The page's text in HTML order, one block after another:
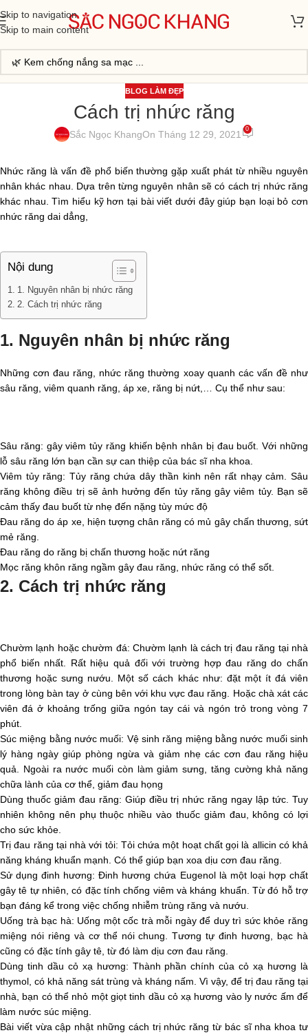
Skip to navigation
Skip to main content
BLOG LÀM ĐẸP
Cách trị nhức răng
Sắc Ngọc KhangOn Tháng 12 29, 2021 0
Nhức răng là vấn đề phổ biến thường gặp xuất phát từ nhiều nguyên
nhân khác nhau. Dựa trên từng nguyên nhân sẽ có cách trị nhức răng
khác nhau. Tìm hiểu kỹ hơn tại bài viết dưới đây giúp bạn loại bỏ cơn
nhức răng dai dẳng,
Nội dung
1. Nguyên nhân bị nhức răng
2. Cách trị nhức răng
1. Nguyên nhân bị nhức răng
Những cơn đau răng, nhức răng thường xoay quanh các vấn đề như
sâu răng, viêm quanh răng, áp xe, răng bị nứt,… Cụ thể như sau:
Sâu răng: gây viêm tủy răng khiến bệnh nhân bị đau buốt. Với những
lỗ sâu răng lớn bạn cần sự can thiệp của bác sĩ nha khoa.
Viêm tủy răng: Tủy răng chứa dây thần kinh nên rất nhạy cảm. Sâu
răng không điều trị sẽ ảnh hưởng đến tủy răng gây viêm tủy. Bạn sẽ
cảm thấy đau buốt từ nhẹ đến nặng tùy mức độ
Đau răng do áp xe, hiện tượng chân răng có mủ gây chấn thương, sứt
mẻ răng.
Đau răng do răng bị chấn thương hoặc nứt răng
Mọc răng khôn răng ngầm gây đau răng, nhức răng có thể sốt.
2. Cách trị nhức răng
Chườm lạnh hoặc chườm đá: Chườm lạnh là cách trị đau răng tại nhà
phổ biến nhất. Rất hiệu quả đối với trường hợp đau răng do chấn
thương hoặc sưng nướu. Một số cách khác như: đặt một ít đá viên
trong lòng bàn tay ở cùng bên với khu vực đau răng. Hoặc chà xát các
viên đá ở khoảng trống giữa ngón tay cái và ngón trỏ trong vòng 7
phút.
Súc miệng bằng nước muối: Vệ sinh răng miệng bằng nước muối sinh
lý hàng ngày giúp phòng ngừa và giảm nhẹ các cơn đau răng hiệu
quả. Ngoài ra nước muối còn làm giảm sưng, tăng cường khả năng
chữa lành của cơ thể, giảm đau họng
Dùng thuốc giảm đau răng: Giúp điều trị nhức răng ngay lập tức. Tuy
nhiên không nên phụ thuộc nhiều vào thuốc giảm đau, không có lợi
cho sức khỏe.
Trị đau răng tại nhà với tỏi: Tỏi chứa một hoạt chất gọi là allicin có khả
năng kháng khuẩn mạnh. Có thể giúp bạn xoa dịu cơn đau răng.
Sử dụng đinh hương: Đinh hương chứa Eugenol là một loại hợp chất
gây tê tự nhiên, có đặc tính chống viêm và kháng khuẩn. Từ đó hỗ trợ
bạn đáng kể trong việc chống nhiễm trùng răng và nướu.
Uống trà bạc hà: Uống một cốc trà mỗi ngày để duy trì sức khỏe răng
miệng nói riêng và cơ thể nói chung. Tương tự đinh hương, bạc hà
cũng có đặc tính gây tê, từ đó làm dịu cơn đau răng.
Dùng tinh dầu cỏ xạ hương: Thành phần chính của cỏ xạ hương là
thymol, có khả năng sát trùng và kháng nấm. Vì vậy, để trị đau răng tại
nhà, bạn có thể nhỏ một giọt tinh dầu cỏ xạ hương vào ly nước ấm để
làm nước súc miệng.
Bài viết vừa cập nhật những cách trị nhức răng từ bác sĩ nha khoa tư